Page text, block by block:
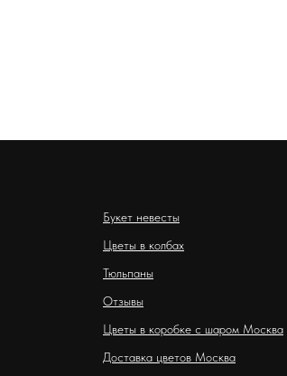
Букет невесты
Цветы в колбах
Тюльпаны
Отзывы
Цветы в коробке с шаром Москва
Доставка цветов Москва